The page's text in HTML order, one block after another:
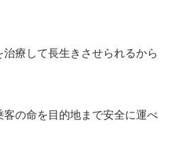
治療して長生きさせられるから
客の命を目的地まで安全に運べ